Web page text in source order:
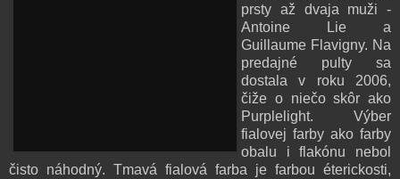
prsty až dvaja muži -
Antoine Lie a
Guillaume Flavigny. Na
predajné pulty sa
dostala v roku 2006,
čiže o niečo skôr ako
Purplelight. Výber
fialovej farby ako farby
obalu i flakónu nebol
čisto náhodný. Tmavá fialová farba je farbou éterickosti,